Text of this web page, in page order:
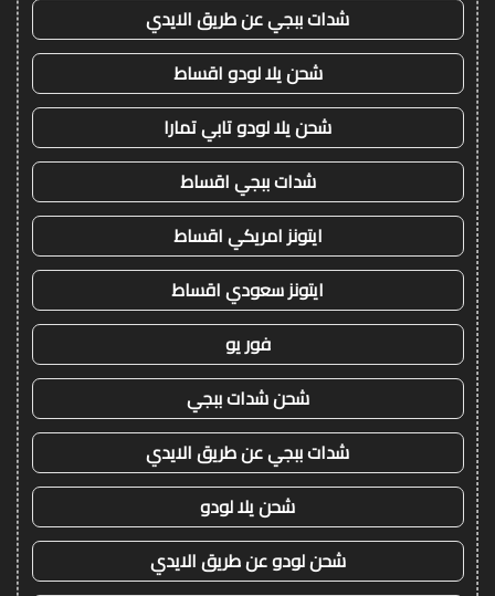
شدات ببجي عن طريق الايدي
شحن يلا لودو اقساط
شحن يلا لودو تابي تمارا
شدات ببجي اقساط
ايتونز امريكي اقساط
ايتونز سعودي اقساط
فور يو
شحن شدات ببجي
شدات ببجي عن طريق الايدي
شحن يلا لودو
شحن لودو عن طريق الايدي